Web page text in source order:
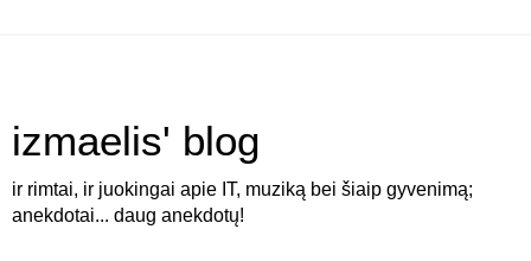
izmaelis' blog
ir rimtai, ir juokingai apie IT, muziką bei šiaip gyvenimą;
anekdotai... daug anekdotų!